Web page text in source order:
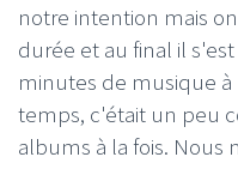
notre intention mais
durée et au final il
minutes de musique
temps, c'était un peu
albums à la fois. Nous